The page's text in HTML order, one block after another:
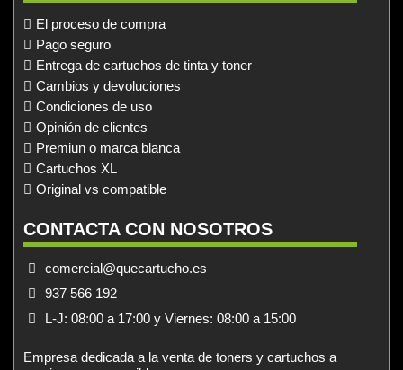
El proceso de compra
Pago seguro
Entrega de cartuchos de tinta y toner
Cambios y devoluciones
Condiciones de uso
Opinión de clientes
Premiun o marca blanca
Cartuchos XL
Original vs compatible
CONTACTA CON NOSOTROS
comercial@quecartucho.es
937 566 192
L-J: 08:00 a 17:00 y Viernes: 08:00 a 15:00
Empresa dedicada a la venta de toners y cartuchos a